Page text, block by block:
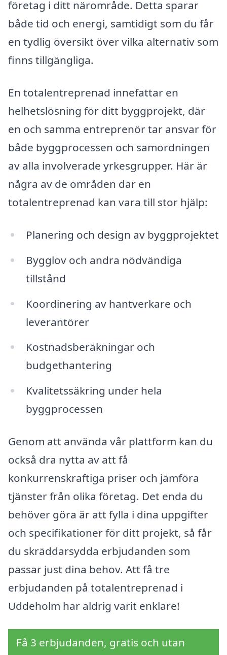
företag i ditt närområde. Detta sparar
både tid och energi, samtidigt som du får
en tydlig översikt över vilka alternativ som
finns tillgängliga.
En totalentreprenad innefattar en
helhetslösning för ditt byggprojekt, där
en och samma entreprenör tar ansvar för
både byggprocessen och samordningen
av alla involverade yrkesgrupper. Här är
några av de områden där en
totalentreprenad kan vara till stor hjälp:
Planering och design av byggprojektet
Bygglov och andra nödvändiga
tillstånd
Koordinering av hantverkare och
leverantörer
Kostnadsberäkningar och
budgethantering
Kvalitetssäkring under hela
byggprocessen
Genom att använda vår plattform kan du
också dra nytta av att få
konkurrenskraftiga priser och jämföra
tjänster från olika företag. Det enda du
behöver göra är att fylla i dina uppgifter
och specifikationer för ditt projekt, så får
du skräddarsydda erbjudanden som
passar just dina behov. Att få tre
erbjudanden på totalentreprenad i
Uddeholm har aldrig varit enklare!
Få 3 erbjudanden, gratis och utan